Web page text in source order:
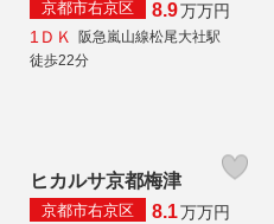
京都市右京区 8.9万万円
1ＤＫ
阪急嵐山線松尾大社駅
徒歩22分
ヒカルサ京都梅津
京都市右京区 8.1万万円